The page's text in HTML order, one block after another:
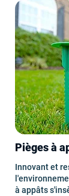
Pièges à
Innovant et
à appâts